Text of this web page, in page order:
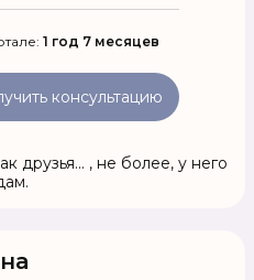
1 год 7 месяцев
консультацию
друзья... , не более, у него